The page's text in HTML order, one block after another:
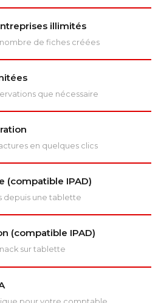
illimités
de fiches créées
que nécessaire
en quelques clics
(compatible IPAD)
depuis une tablette
(compatible IPAD)
sur tablette
pour votre comptable